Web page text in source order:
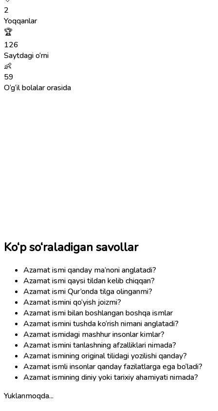
2
Yoqqanlar
🏆
126
Saytdagi o‘rni
👶
59
O‘g‘il bolalar orasida
Ko‘p so‘raladigan savollar
Azamat ismi qanday ma’noni anglatadi?
Azamat ismi qaysi tildan kelib chiqqan?
Azamat ismi Qur’onda tilga olinganmi?
Azamat ismini qo‘yish joizmi?
Azamat ismi bilan boshlangan boshqa ismlar
Azamat ismini tushda ko‘rish nimani anglatadi?
Azamat ismidagi mashhur insonlar kimlar?
Azamat ismini tanlashning afzalliklari nimada?
Azamat ismining original tilidagi yozilishi qanday?
Azamat ismli insonlar qanday fazilatlarga ega bo‘ladi?
Azamat ismining diniy yoki tarixiy ahamiyati nimada?
Yuklanmoqda...